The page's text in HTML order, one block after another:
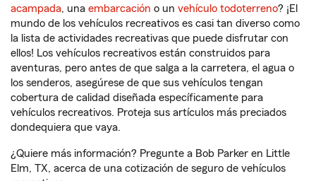
acampada, una embarcación o un vehículo todoterreno? ¡El
mundo de los vehículos recreativos es casi tan diverso como
la lista de actividades recreativas que puede disfrutar con
ellos! Los vehículos recreativos están construidos para
aventuras, pero antes de que salga a la carretera, el agua o
los senderos, asegúrese de que sus vehículos tengan
cobertura de calidad diseñada específicamente para
vehículos recreativos. Proteja sus artículos más preciados
dondequiera que vaya.
¿Quiere más información? Pregunte a Bob Parker en Little
Elm, TX, acerca de una cotización de seguro de vehículos